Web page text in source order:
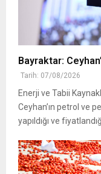
Bayraktar:
Tarih: 07/08/2026
Enerji ve Tabii
Ceyhan’ın petrol ve
yapıldığı ve